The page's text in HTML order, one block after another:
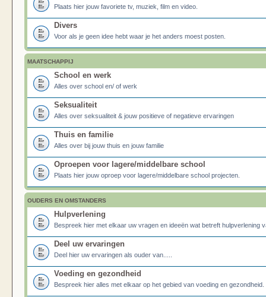
Plaats hier jouw favoriete tv, muziek, film en video.
Divers
Voor als je geen idee hebt waar je het anders moest posten.
MAATSCHAPPIJ
School en werk
Alles over school en/ of werk
Seksualiteit
Alles over seksualiteit & jouw positieve of negatieve ervaringen
Thuis en familie
Alles over bij jouw thuis en jouw familie
Oproepen voor lagere/middelbare school
Plaats hier jouw oproep voor lagere/middelbare school projecten.
OUDERS EN OMSTANDERS
Hulpverlening
Bespreek hier met elkaar uw vragen en ideeën wat betreft hulpverlening
Deel uw ervaringen
Deel hier uw ervaringen als ouder van.....
Voeding en gezondheid
Bespreek hier alles met elkaar op het gebied van voeding en gezondheid.